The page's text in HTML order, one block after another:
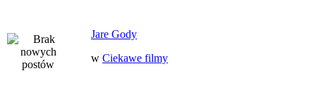
Jare Gody
w Ciekawe filmy